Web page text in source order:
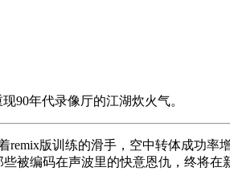
90年代录像厅的江湖炊火气。
remix版训练的滑手，空中转体成功率
编码在声波里的快意恩仇，终将在